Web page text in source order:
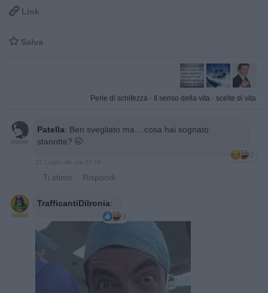
 Link
 Salva
Perle di schifezza · Il senso della vita · scelte di vita
Patella: Ben svegliato ma... cosa hai sognato
stanotte? 🤭
2
12 Luglio alle ore 07:19
· Ti stimo · Rispondi
TrafficantiDiIronia:
3